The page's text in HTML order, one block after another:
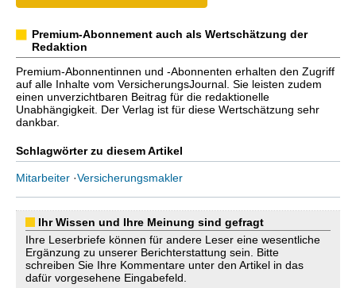
Premium-Abonnement auch als Wertschätzung der
Redaktion
Premium-Abonnentinnen und -Abonnenten erhalten den Zugriff
auf alle Inhalte vom VersicherungsJournal. Sie leisten zudem
einen unverzichtbaren Beitrag für die redaktionelle
Unabhängigkeit. Der Verlag ist für diese Wertschätzung sehr
dankbar.
Schlagwörter zu diesem Artikel
Mitarbeiter ·Versicherungsmakler
Ihr Wissen und Ihre Meinung sind gefragt
Ihre Leserbriefe können für andere Leser eine wesentliche
Ergänzung zu unserer Berichterstattung sein. Bitte
schreiben Sie Ihre Kommentare unter den Artikel in das
dafür vorgesehene Eingabefeld.